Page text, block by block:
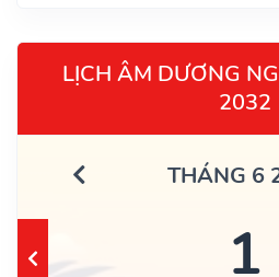
LỊCH ÂM DƯƠNG
2032
THÁNG 6
1